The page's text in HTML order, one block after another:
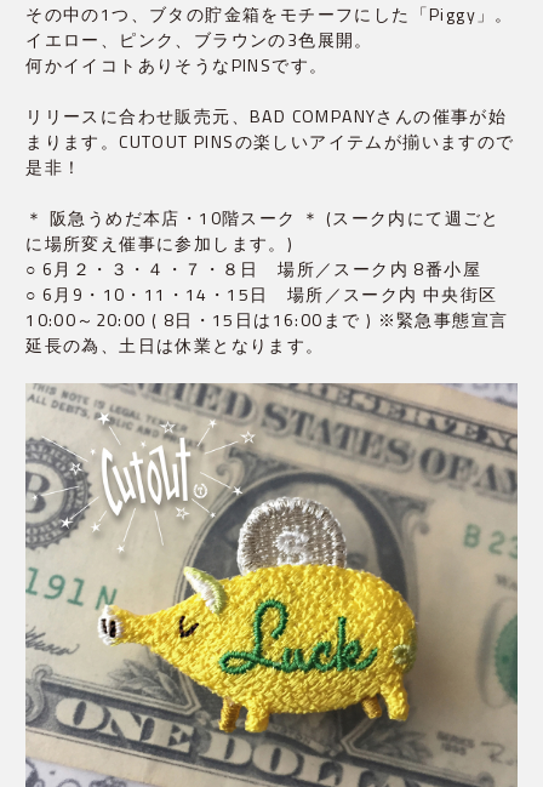
その中の1つ、ブタの貯金箱をモチーフにした「Piggy」。
イエロー、ピンク、ブラウンの3色展開。
何かイイコトありそうなPINSです。
リリースに合わせ販売元、BAD COMPANYさんの催事が始
まります。CUTOUT PINSの楽しいアイテムが揃いますので
是非！
＊ 阪急うめだ本店・10階スーク ＊ (スーク内にて週ごと
に場所変え催事に参加します。)
○ 6月２・３・４・７・８日 場所／スーク内 8番小屋
○ 6月9・10・11・14・15日 場所／スーク内 中央街区
10:00～20:00 ( 8日・15日は16:00まで ) ※緊急事態宣言
延長の為、土日は休業となります。